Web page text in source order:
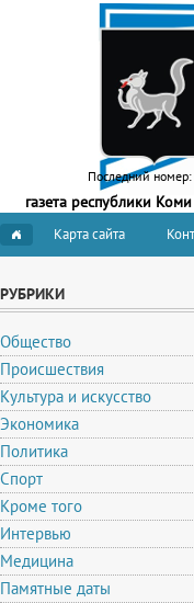
Последний номер:
газета республики Коми
Карта сайта
РУБРИКИ
Общество
Происшествия
Культура и искусство
Экономика
Политика
Спорт
Кроме того
Интервью
Медицина
Памятные даты